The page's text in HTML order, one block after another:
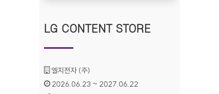
LG CONTENT STORE
기관명 :
엘지전자 (주)
인증기간 :
2026.06.23 ~ 2027.06.22